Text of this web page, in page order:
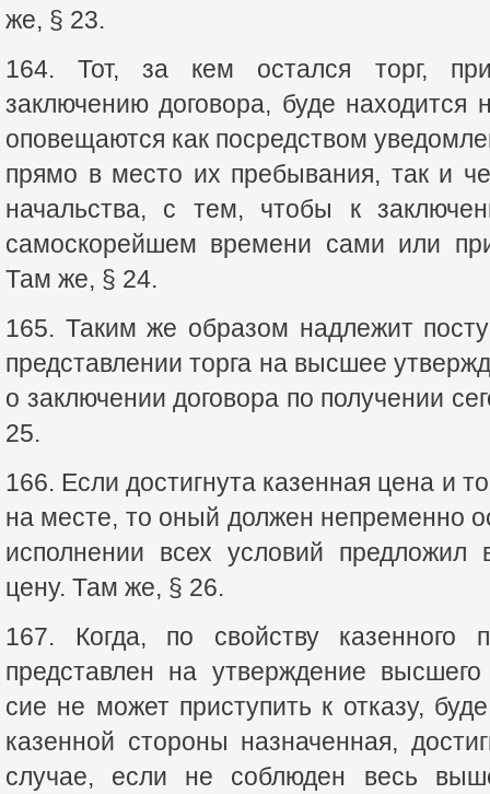
же, § 23.
164. Тот, за кем остался торг,
заключению договора, буде находится
оповещаются как посредством
прямо в место их пребывания, так и
начальства, с тем, чтобы к
самоскорейшем времени сами или
Там же, § 24.
165. Таким же образом надлежит
представлении торга на высшее
о заключении договора по получении
25.
166. Если достигнута казенная цена и
на месте, то оный должен непременно
исполнении всех условий
цену. Там же, § 26.
167. Когда, по свойству казенного
представлен на утверждение высшего
сие не может приступить к отказу,
казенной стороны назначенная,
случае, если не соблюден весь